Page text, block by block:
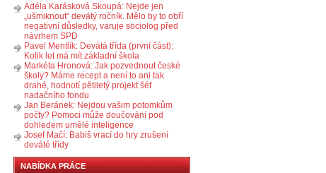
Adéla Karásková Skoupá: Nejde jen
„ušmiknout“ devátý ročník. Mělo by to obří
negativní důsledky, varuje sociolog před
návrhem SPD
Pavel Mentlík: Devátá třída (první část):
Kolik let má mít základní škola
Markéta Hronová: Jak pozvednout české
školy? Máme recept a není to ani tak
drahé, hodnotí pětiletý projekt šéf
nadačního fondu
Jan Beránek: Nejdou vašim potomkům
počty? Pomoci může doučování pod
dohledem umělé inteligence
Josef Mačí: Babiš vrací do hry zrušení
deváté třídy
NABÍDKA PRÁCE